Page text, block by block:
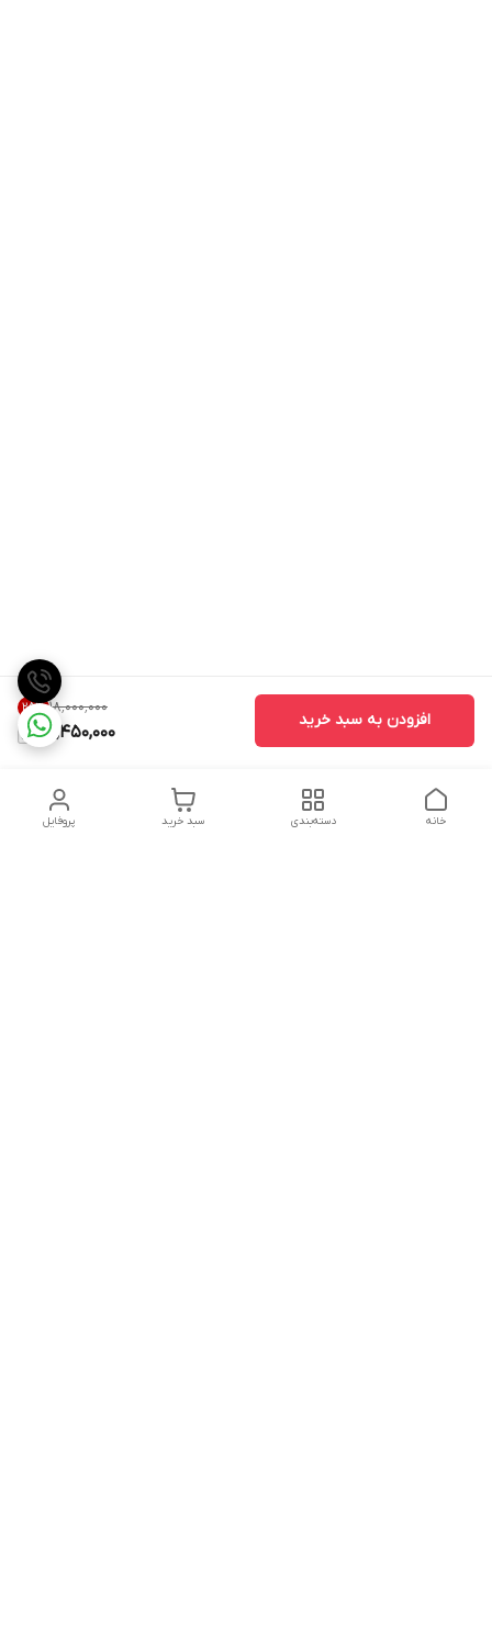
۱۸٬۰۰۰٬۰۰۰ 25%
13,450,000
افزودن به سبد خرید
پروفایل سبد خرید دسته‌بندی خانه